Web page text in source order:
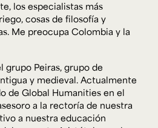
los especialistas más
cosas de filosofía y
Me preocupa Colombia y la
grupo Peiras, grupo de
y medieval. Actualmente
de Global Humanities en el
a la rectoría de nuestra
a nuestra educación